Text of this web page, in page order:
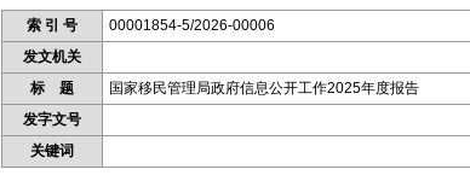
索 引 号 00001854-5/2026-00006
发文机关
标 题
国家移民管理局政府信息公开工作2025年度报告
发字文号
关键词